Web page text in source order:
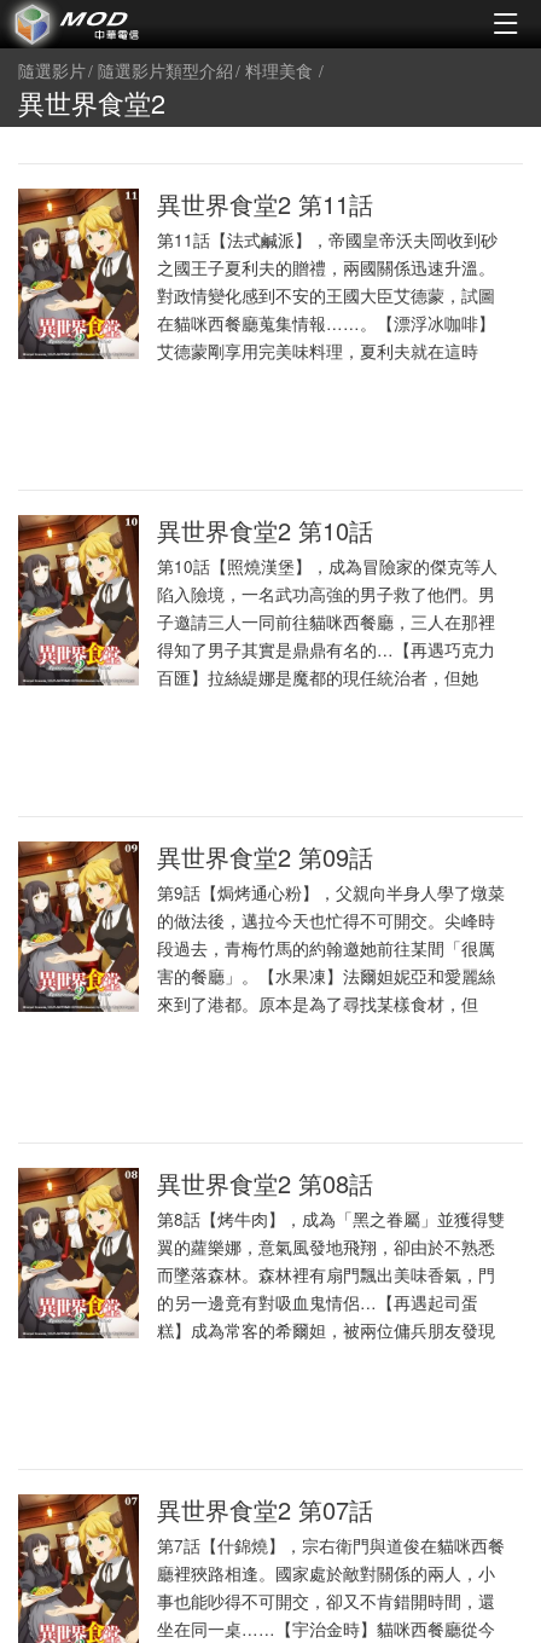
隨選影片 隨選影片類型介紹 料理美食
異世界食堂2
異世界食堂2 第11話
第11話【法式鹹派】，帝國皇帝沃夫岡收到砂
之國王子夏利夫的贈禮，兩國關係迅速升溫。
對政情變化感到不安的王國大臣艾德蒙，試圖
在貓咪西餐廳蒐集情報……。【漂浮冰咖啡】
艾德蒙剛享用完美味料理，夏利夫就在這時
異世界食堂2 第10話
第10話【照燒漢堡】，成為冒險家的傑克等人
陷入險境，一名武功高強的男子救了他們。男
子邀請三人一同前往貓咪西餐廳，三人在那裡
得知了男子其實是鼎鼎有名的…【再遇巧克力
百匯】拉絲緹娜是魔都的現任統治者，但她
異世界食堂2 第09話
第9話【焗烤通心粉】，父親向半身人學了燉菜
的做法後，邁拉今天也忙得不可開交。尖峰時
段過去，青梅竹馬的約翰邀她前往某間「很厲
害的餐廳」。【水果凍】法爾妲妮亞和愛麗絲
來到了港都。原本是為了尋找某樣食材，但
異世界食堂2 第08話
第8話【烤牛肉】，成為「黑之眷屬」並獲得雙
翼的蘿樂娜，意氣風發地飛翔，卻由於不熟悉
而墜落森林。森林裡有扇門飄出美味香氣，門
的另一邊竟有對吸血鬼情侶…【再遇起司蛋
糕】成為常客的希爾妲，被兩位傭兵朋友發現
異世界食堂2 第07話
第7話【什錦燒】，宗右衛門與道俊在貓咪西餐
廳裡狹路相逢。國家處於敵對關係的兩人，小
事也能吵得不可開交，卻又不肯錯開時間，還
坐在同一桌……【宇治金時】貓咪西餐廳從今